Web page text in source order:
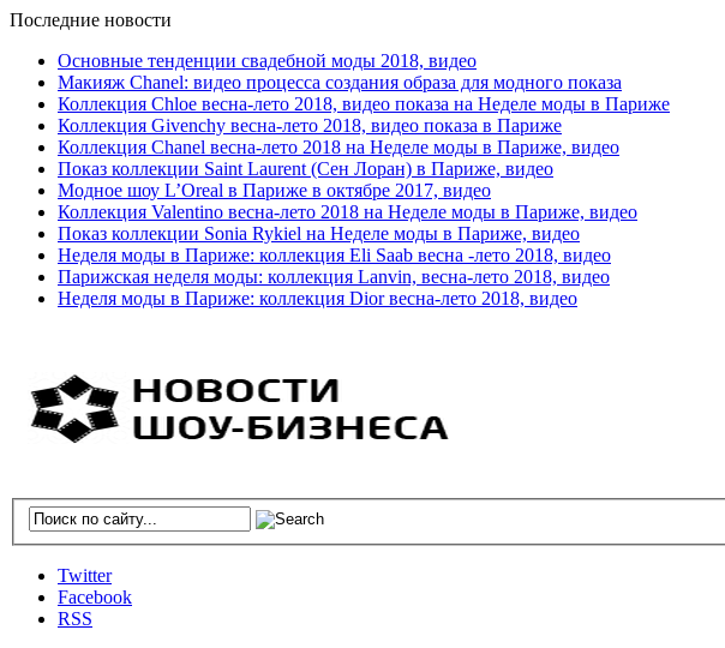
Последние новости
Основные тенденции свадебной моды 2018, видео
Макияж Chanel: видео процесса создания образа для модного показа
Коллекция Chloe весна-лето 2018, видео показа на Неделе моды в Париже
Коллекция Givenchy весна-лето 2018, видео показа в Париже
Коллекция Chanel весна-лето 2018 на Неделе моды в Париже, видео
Показ коллекции Saint Laurent (Сен Лоран) в Париже, видео
Модное шоу L’Oreal в Париже в октябре 2017, видео
Коллекция Valentino весна-лето 2018 на Неделе моды в Париже, видео
Показ коллекции Sonia Rykiel на Неделе моды в Париже, видео
Неделя моды в Париже: коллекция Eli Saab весна -лето 2018, видео
Парижская неделя моды: коллекция Lanvin, весна-лето 2018, видео
Неделя моды в Париже: коллекция Dior весна-лето 2018, видео
Twitter
Facebook
RSS